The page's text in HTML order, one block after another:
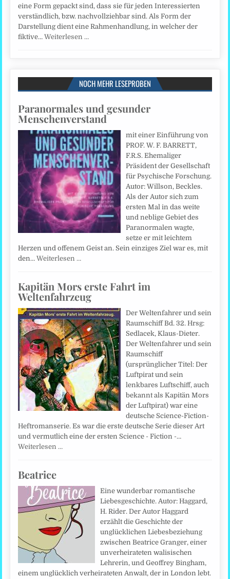
eine Form gepackt sind, dass sie für jeden Interessierten
verständlich, bzw. nachvollziehbar sind. Als Form der
Darstellung dient eine Rahmenhandlung, in welcher der
fiktive…Weiterlesen …
NOCH MEHR LESEPROBEN
Paranormales und gesunder
Menschenverstand
mit einer Einführung von
PROF. W. F. BARRETT,
F.R.S. Ehemaliger
Präsident der Gesellschaft
für Psychische Forschung.
Autor: Willson, Beckles.
Als der Autor sich zum
ersten Mal in das weite
und neblige Gebiet des
Paranormalen wagte,
setze er mit leichtem
Herzen und offenem Geist an. Sein einziges Ziel war es, mit
den…Weiterlesen …
Kapitän Mors erste Fahrt im
Weltenfahrzeug
Der Weltenfahrer und sein
Raumschiff Bd. 32. Hrsg:
Sedlacek, Klaus-Dieter.
Der Weltenfahrer und sein
Raumschiff
(ursprünglicher Titel: Der
Luftpirat und sein
lenkbares Luftschiff, auch
bekannt als Kapitän Mors
der Luftpirat) war eine
deutsche Science-Fiction-
Heftromanserie. Es war die erste deutsche Serie dieser Art
und vermutlich eine der ersten Science - Fiction -…
Weiterlesen …
Beatrice
Eine wunderbar romantische
Liebesgeschichte. Autor: Haggard,
H. Rider. Der Autor Haggard
erzählt die Geschichte der
unglücklichen Liebesbeziehung
zwischen Beatrice Granger, einer
unverheirateten walisischen
Lehrerin, und Geoffrey Bingham,
einem unglücklich verheirateten Anwalt, der in London lebt.